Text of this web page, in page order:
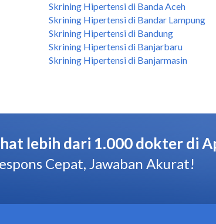
Skrining Hipertensi di Banda Aceh
Skrining Hipertensi di Bandar Lampung
Skrining Hipertensi di Bandung
Skrining Hipertensi di Banjarbaru
Skrining Hipertensi di Banjarmasin